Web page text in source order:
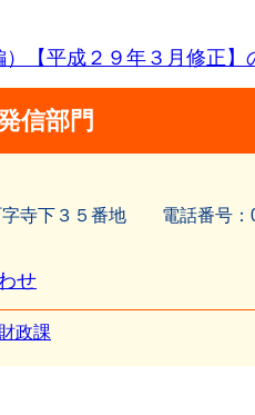
【平成２９年３月修正】
信部門
字寺下３５番地 電話番号
せ
政課